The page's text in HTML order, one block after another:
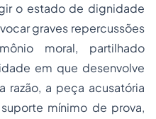
o estado de dignidade
graves repercussões
moral, partilhado
em que desenvolve
razão, a peça acusatória
mínimo de prova,